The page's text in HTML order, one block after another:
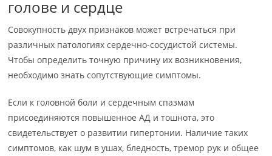
голове и сердце
Совокупность двух признаков может встречаться при
различных патологиях сердечно-сосудистой системы.
Чтобы определить точную причину их возникновения,
необходимо знать сопутствующие симптомы.
Если к головной боли и сердечным спазмам
присоединяются повышенное АД и тошнота, это
свидетельствует о развитии гипертонии. Наличие таких
симптомов, как шум в ушах, бледность, тремор рук и общее